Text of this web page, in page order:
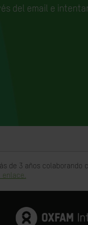
del email e
3 años colaborando
enlace.